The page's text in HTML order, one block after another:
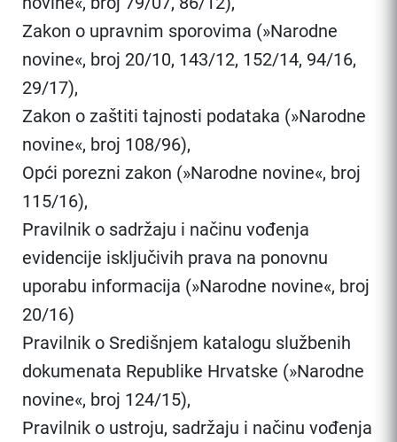
Zakon o upravnim sporovima (»Narodne
novine«, broj 20/10, 143/12, 152/14, 94/16,
29/17),
Zakon o zaštiti tajnosti podataka (»Narodne
novine«, broj 108/96),
Opći porezni zakon (»Narodne novine«, broj
115/16),
Pravilnik o sadržaju i načinu vođenja
evidencije isključivih prava na ponovnu
uporabu informacija (»Narodne novine«, broj
20/16)
Pravilnik o Središnjem katalogu službenih
dokumenata Republike Hrvatske (»Narodne
novine«, broj 124/15),
Pravilnik o ustroju, sadržaju i načinu vođenja